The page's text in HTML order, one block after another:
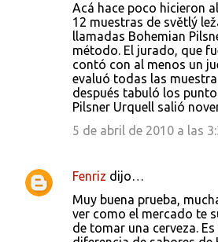
Acá hace poco hicieron
12 muestras de světlý
llamadas Bohemian
método. El jurado, que
contó con al menos un
evaluó todas las
después tabuló los
Pilsner Urquell salió
5 de abril de 2010 a las
Fenriz dijo…
Muy buena prueba,
ver como el mercado te
de tomar una cerveza.